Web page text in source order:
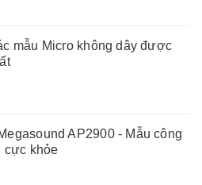
mẫu Micro không dây được
AP2900 - Mẫu công
cực khỏe